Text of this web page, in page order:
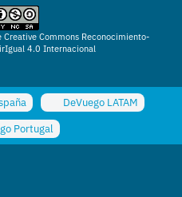
Creative Commons Reconocimiento-
4.0 Internacional
DeVuego LATAM
Portugal